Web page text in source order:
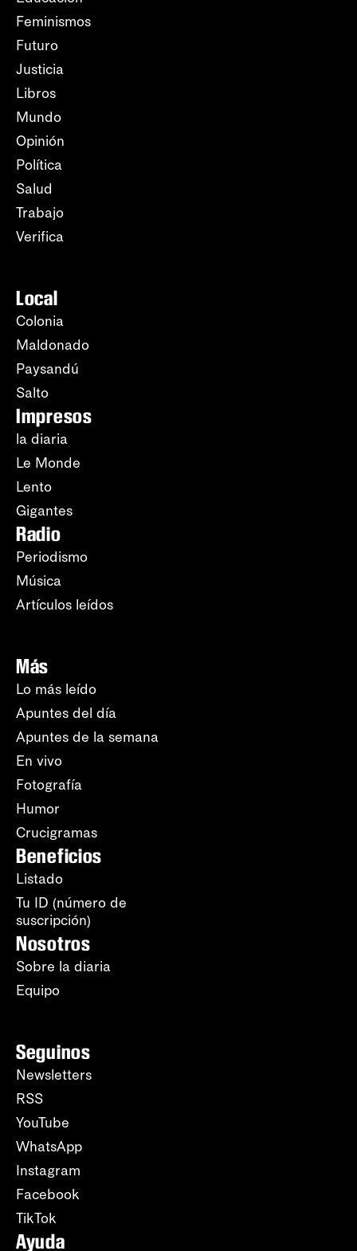
Feminismos
Futuro
Justicia
Libros
Mundo
Opinión
Política
Salud
Trabajo
Verifica
Local
Colonia
Maldonado
Paysandú
Salto
Impresos
la diaria
Le Monde
Lento
Gigantes
Radio
Periodismo
Música
Artículos leídos
Más
Lo más leído
Apuntes del día
Apuntes de la semana
En vivo
Fotografía
Humor
Crucigramas
Beneficios
Listado
Tu ID (número de
suscripción)
Nosotros
Sobre la diaria
Equipo
Seguinos
Newsletters
RSS
YouTube
WhatsApp
Instagram
Facebook
TikTok
Ayuda